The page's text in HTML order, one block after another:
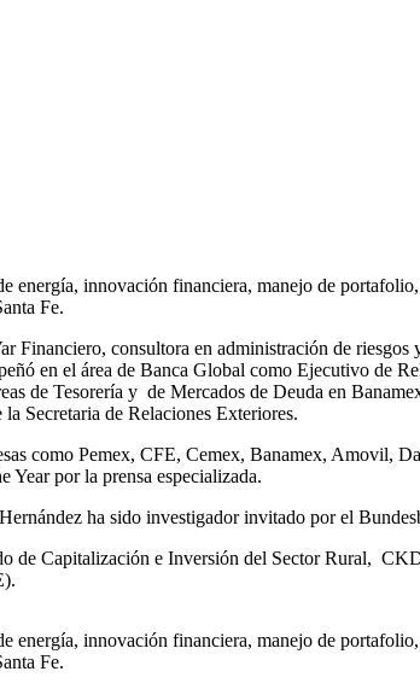
energía, innovación financiera, manejo de
Fe.
Financiero, consultora en administración de
en el área de Banca Global como Ejecutivo de
de Tesorería y de Mercados de Deuda en
Secretaria de Relaciones Exteriores.
como Pemex, CFE, Cemex, Banamex, Amovil,
Year por la prensa especializada.
ha sido investigador invitado por el
de Capitalización e Inversión del Sector Rural,
energía, innovación financiera, manejo de
Fe.